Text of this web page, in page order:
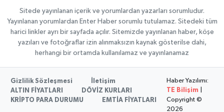
Sitede yayınlanan içerik ve yorumlardan yazarları sorumludur.
Yayınlanan yorumlardan Enter Haber sorumlu tutulamaz. Sitedeki tüm
harici linkler ayrı bir sayfada açılır. Sitemizde yayınlanan haber, köşe
yazıları ve fotoğraflar izin alınmaksızın kaynak gösterilse dahi,
herhangi bir ortamda kullanılamaz ve yayınlanamaz
Gizlilik Sözleşmesi
İletişim
ALTIN FİYATLARI
DÖVİZ KURLARI
KRİPTO PARA DURUMU
EMTİA FİYATLARI
Haber Yazılımı:
TE Bilişim
Copyright ©
2026